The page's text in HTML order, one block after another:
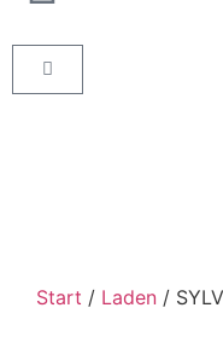
Start / Laden /